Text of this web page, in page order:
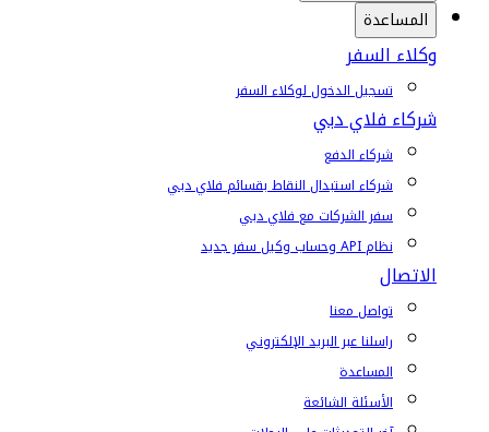
المساعدة
وكلاء السفر
تسجيل الدخول لوكلاء السفر
شركاء فلاي دبي
شركاء الدفع
شركاء استبدال النقاط بقسائم فلاي دبي
سفر الشركات مع فلاي دبي
نظام API وحساب وكيل سفر جديد
الاتصال
تواصل معنا
راسلنا عبر البريد الإلكتروني
المساعدة
الأسئلة الشائعة